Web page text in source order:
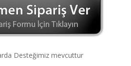
Desteğimiz mevcuttur